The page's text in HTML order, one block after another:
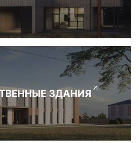
ЗДАНИЯ